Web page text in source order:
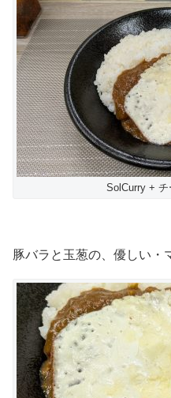
SolCurry +
豚バラと玉葱の、優しい・